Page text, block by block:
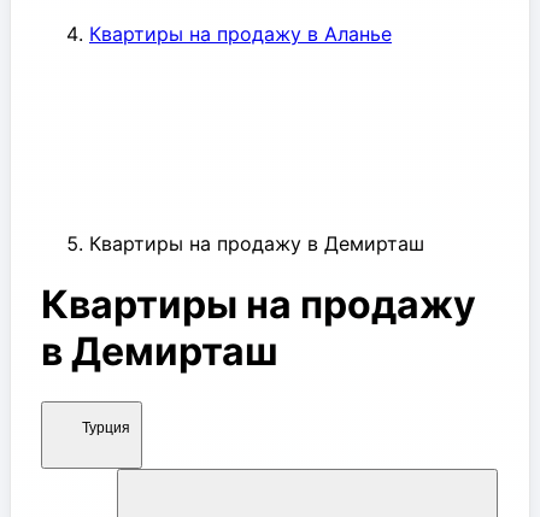
Квартиры на продажу в Аланье
Квартиры на продажу в Демирташ
Квартиры на продажу
в Демирташ
Турция